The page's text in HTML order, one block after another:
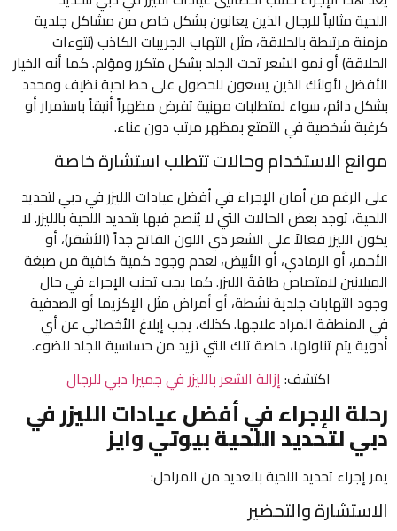
اللحية مثالياً للرجال الذين يعانون بشكل خاص من مشاكل جلدية
مزمنة مرتبطة بالحلاقة، مثل التهاب الجريبات الكاذب (نتوءات
الحلاقة) أو نمو الشعر تحت الجلد بشكل متكرر ومؤلم. كما أنه الخيار
الأفضل لأولئك الذين يسعون للحصول على خط لحية نظيف ومحدد
بشكل دائم، سواء لمتطلبات مهنية تفرض مظهراً أنيقاً باستمرار أو
كرغبة شخصية في التمتع بمظهر مرتب دون عناء.
موانع الاستخدام وحالات تتطلب استشارة خاصة
على الرغم من أمان الإجراء في أفضل عيادات الليزر في دبي لتحديد
اللحية، توجد بعض الحالات التي لا يُنصح فيها بتحديد اللحية بالليزر. لا
يكون الليزر فعالاً على الشعر ذي اللون الفاتح جداً (الأشقر)، أو
الأحمر، أو الرمادي، أو الأبيض، لعدم وجود كمية كافية من صبغة
الميلانين لامتصاص طاقة الليزر. كما يجب تجنب الإجراء في حال
وجود التهابات جلدية نشطة، أو أمراض مثل الإكزيما أو الصدفية
في المنطقة المراد علاجها. كذلك، يجب إبلاغ الأخصائي عن أي
أدوية يتم تناولها، خاصة تلك التي تزيد من حساسية الجلد للضوء.
اكتشف:إزالة الشعر بالليزر في جميرا دبي للرجال
رحلة الإجراء في أفضل عيادات الليزر في
دبي لتحديد اللحية بيوتي وايز
يمر إجراء تحديد اللحية بالعديد من المراحل:
الاستشارة والتحضير